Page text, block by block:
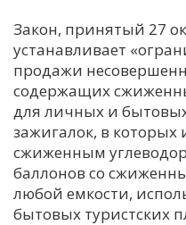
Е
И
К
Закон, принятый 27
устанавливает
продажи
содержащих
для личных и
зажигалок, в которых
сжиженным
баллонов со
любой емкости,
бытовых туристских